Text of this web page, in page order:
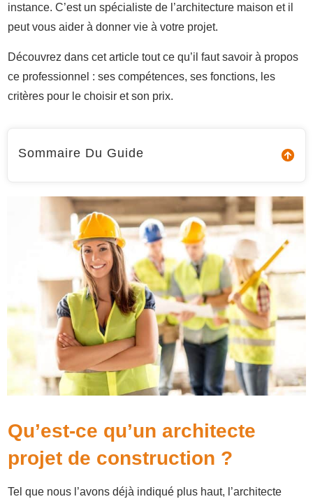
instance. C’est un spécialiste de l’architecture maison et il
peut vous aider à donner vie à votre projet.
Découvrez dans cet article tout ce qu’il faut savoir à propos
ce professionnel : ses compétences, ses fonctions, les
critères pour le choisir et son prix.
Sommaire Du Guide
Qu’est-ce qu’un architecte
projet de construction ?
Tel que nous l’avons déjà indiqué plus haut, l’architecte